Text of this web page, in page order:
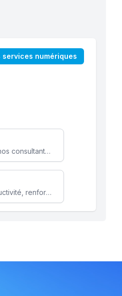
services numériques
Optimisez votre stratégie informatique avec l'expertise de nos consultants pour améliorer votre efficacité et sécurité.
Microsoft 365 une solution complète qui booste votre productivité, renforce la sécurité de vos données et facilite la collaboration.